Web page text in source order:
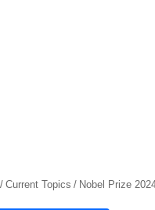
/ Current Topics / Nobel Prize 2024